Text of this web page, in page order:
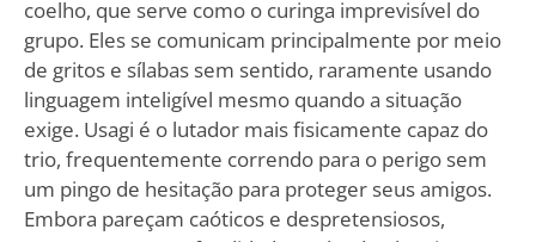
coelho, que serve como o curinga imprevisível do
grupo. Eles se comunicam principalmente por meio
de gritos e sílabas sem sentido, raramente usando
linguagem inteligível mesmo quando a situação
exige. Usagi é o lutador mais fisicamente capaz do
trio, frequentemente correndo para o perigo sem
um pingo de hesitação para proteger seus amigos.
Embora pareçam caóticos e despretensiosos,